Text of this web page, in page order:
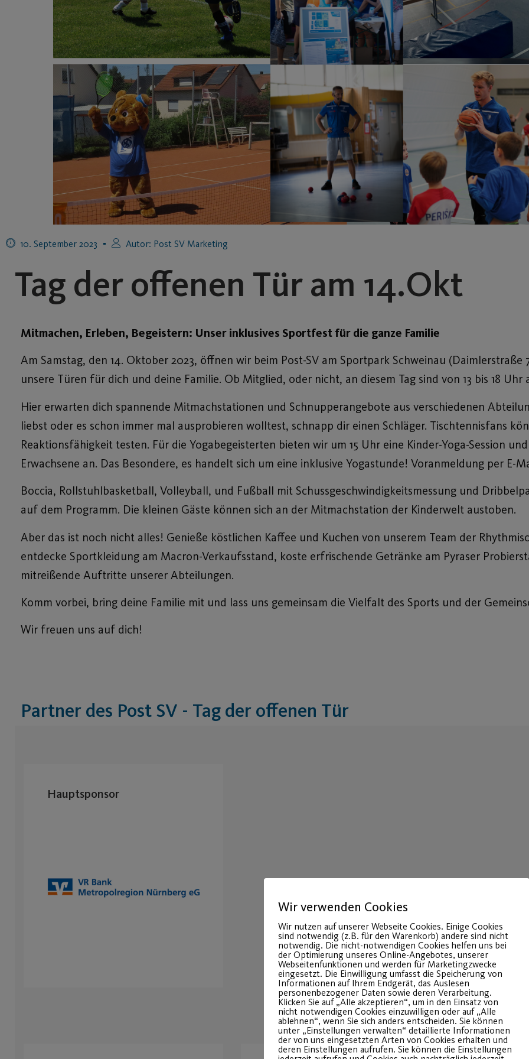
10. September 2023 Autor: Post SV Marketing
Tag der offenen Tür am 14.Okt
Mitmachen, Erleben, Begeistern: Unser inklusives Sportfest für die ganze Familie
Am Samstag, den 14. Oktober 2023, öffnen wir beim Post-SV am Sportpark Schweinau (Daimlerstraße
unsere Türen für dich und deine Familie. Ob Mitglied, oder nicht, an diesem Tag sind von 13 bis 18
Hier erwarten dich spannende Mitmachstationen und Schnupperangebote aus verschiedenen
liebst oder es schon immer mal ausprobieren wolltest, schnapp dir einen Schläger. Tischtennisfans
Reaktionsfähigkeit testen. Für die Yogabegeisterten bieten wir um 15 Uhr eine Kinder-Yoga-Session
Erwachsene an. Das Besondere, es handelt sich um eine inklusive Yogastunde! Voranmeldung per E-
Boccia, Rollstuhlbasketball, Volleyball, und Fußball mit Schussgeschwindigkeitsmessung und
auf dem Programm. Die kleinen Gäste können sich an der Mitmachstation der Kinderwelt austoben.
Aber das ist noch nicht alles! Genieße köstlichen Kaffee und Kuchen von unserem Team der
entdecke Sportkleidung am Macron-Verkaufsstand, koste erfrischende Getränke am Pyraser
mitreißende Auftritte unserer Abteilungen.
Komm vorbei, bring deine Familie mit und lass uns gemeinsam die Vielfalt des Sports und der
Wir freuen uns auf dich!
Partner des Post SV - Tag der offenen Tür
Hauptsponsor
Wir verwenden Cookies
Wir nutzen auf unserer Webseite Cookies. Einige Cookies
sind notwendig (z.B. für den Warenkorb) andere sind nicht
notwendig. Die nicht-notwendigen Cookies helfen uns bei
der Optimierung unseres Online-Angebotes, unserer
Webseitenfunktionen und werden für Marketingzwecke
eingesetzt. Die Einwilligung umfasst die Speicherung von
Informationen auf Ihrem Endgerät, das Auslesen
personenbezogener Daten sowie deren Verarbeitung.
Klicken Sie auf „Alle akzeptieren“, um in den Einsatz von
nicht notwendigen Cookies einzuwilligen oder auf „Alle
ablehnen“, wenn Sie sich anders entscheiden. Sie können
unter „Einstellungen verwalten“ detaillierte Informationen
der von uns eingesetzten Arten von Cookies erhalten und
deren Einstellungen aufrufen. Sie können die Einstellungen